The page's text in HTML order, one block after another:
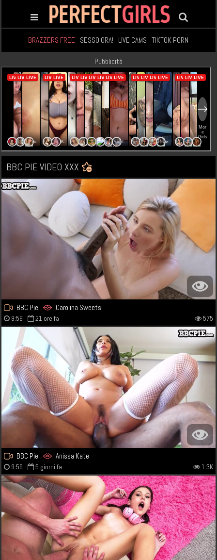
BRAZZERS FREE SESSO ORA! LIVE CAMS TIKTOK PORN
Pubblicità
BBC PIE VIDEO XXX
BBC Pie Carolina Sweets
9:59 21 ore fa 575
BBC Pie Anissa Kate
9:59 5 giorni fa 1.3K